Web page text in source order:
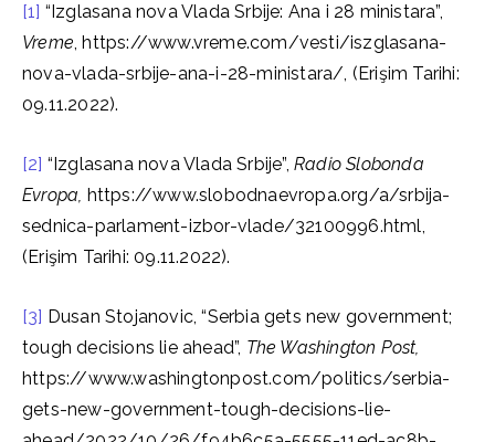
[1] “Izglasana nova Vlada Srbije: Ana i 28 ministara”,
Vreme, https://www.vreme.com/vesti/iszglasana-
nova-vlada-srbije-ana-i-28-ministara/, (Erişim Tarihi:
09.11.2022).
[2] “Izglasana nova Vlada Srbije”,Radio Slobonda
Evropa, https://www.slobodnaevropa.org/a/srbija-
sednica-parlament-izbor-vlade/32100996.html,
(Erişim Tarihi: 09.11.2022).
[3] Dusan Stojanovic, “Serbia gets new government;
tough decisions lie ahead”, The Washington Post,
https://www.washingtonpost.com/politics/serbia-
gets-new-government-tough-decisions-lie-